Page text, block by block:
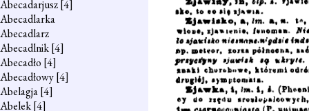
Abecadarjusz[4]
Abecadlarka
Abecadlarz
Abecadlnik[4]
Abecadło [4]
Abecadłowy[4]
Abelagja[4]
Abelek[4]